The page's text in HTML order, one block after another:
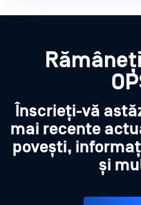
Înscrieți-vă
mai recente
povești,
și